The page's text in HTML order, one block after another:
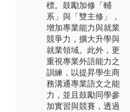
標。鼓勵加修「輔
系」與「雙主修」，
增加專業能力與就業
競爭力，擴大升學與
就業領域。此外，更
重視專業外語能力之
訓練，以提昇學生商
務溝通專業語文之能
力，並且鼓勵同學參
加實習與競賽，透過